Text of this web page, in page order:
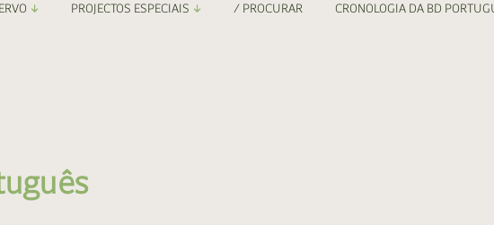
Digital
PROJECTOS ESPECIAIS / PROCURAR CRONOLOGIA DA BD